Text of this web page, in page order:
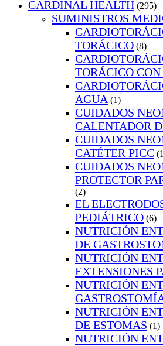
CARDINAL HEALTH (295)
SUMINISTROS
TORÁCICO (8)
TORÁCICO
AGUA (1)
CUIDADOS
CALENTADOR
CUIDADOS
CATÉTER PICC
CUIDADOS
PROTECTOR
(2)
EL
PEDIÁTRICO (6)
NUTRICIÓN
DE
NUTRICIÓN
EXTENSIONES
NUTRICIÓN
NUTRICIÓN
DE ESTOMAS (1)
NUTRICIÓN